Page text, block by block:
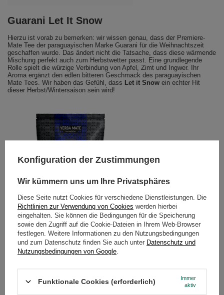
Guarani Let It Snow
Hierzu ist vorab zu bemerken: wir wissen genau, dass der Premiere-
Mate Tee der paraguayischen Marke Guarani für die Weihnachtszeit
geschaffen wurde. Das ändert nicht die Tatsache, dass diese wärmende
Mischung perfekt auch zum Herbstwetter passt. Eine grundlegende
Rolle spielt die würzige Verbindung von Apfel, Zimt und Ingwer. Ihr
Aroma ergänzt den edlen bitteren Geschmack des paraguayischen
Mate Tees. Wir haben das Gefühl, dass Let it Snow ein echter Hit
dieser Herbst/Wintersaison sein wird!
Verde Mate Jager
perfekte und ätherische Basis dieser Mischung. Dank dieser Zutaten
sehr gut. Zögern Sie nicht und jagen nach
Konfiguration der Zustimmungen
Wir kümmern uns um Ihre Privatsphäres
Diese Seite nutzt Cookies für verschiedene Dienstleistungen. Die
Richtlinien zur Verwendung von Cookies werden hierbei
eingehalten. Sie können die Bedingungen für die Speicherung
sowie den Zugriff auf die Cookie-Dateien in Ihrem Web-Browser
festlegen. Weitere Informationen zu den Nutzungsbedingungen
und zum Datenschutz finden Sie auch unter Datenschutz und
Nutzungsbedingungen von Google
Funktionale Cookies (erforderlich)
Immer
aktiv